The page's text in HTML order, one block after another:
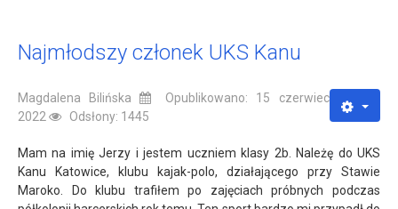
Najmłodszy członek UKS Kanu
Magdalena Bilińska
Opublikowano: 15 czerwiec
2022
Odsłony: 1445
Mam na imię Jerzy i jestem uczniem klasy 2b. Należę do UKS
Kanu Katowice, klubu kajak-polo, działającego przy Stawie
Maroko. Do klubu trafiłem po zajęciach próbnych podczas